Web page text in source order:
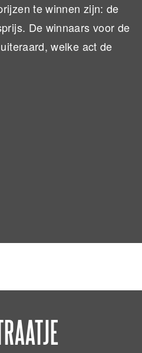
te winnen zijn: de
De winnaars voor de
welke act de